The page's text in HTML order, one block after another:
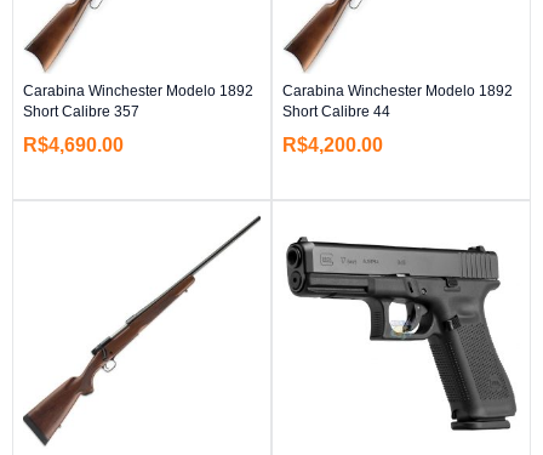
Carabina Winchester Modelo 1892
Short Calibre 357
R$4,690.00
Carabina Winchester Modelo 1892
Short Calibre 44
R$4,200.00